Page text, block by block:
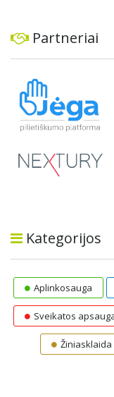
Partneriai
Kategorijos
Aplinkosauga
Sveikatos
Žiniasklaida